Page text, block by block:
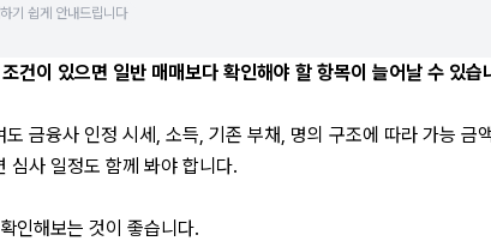
기 쉽게 안내드립니다
건이 있으면 일반 매매보다 확인해야 할 항목이 늘어날 수 있습
금융사 인정 시세, 소득, 기존 부채, 명의 구조에 따라 가능 금
심사 일정도 함께 봐야 합니다.
인해보는 것이 좋습니다.